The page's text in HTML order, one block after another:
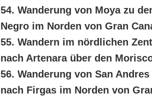
54. Wanderung von Moya zu
Negro im Norden von Gran
55. Wandern im nördlichen
nach Artenara über den
56. Wanderung von San
nach Firgas im Norden von